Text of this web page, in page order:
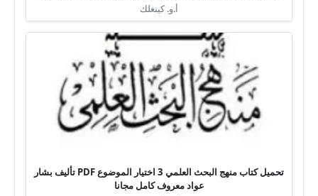
أ.و. كينغلك
تحميل كتاب منهج البحث العلمي 3 اختيار الموضوع PDF تأليف بشار
عواد معروف كامل مجانا